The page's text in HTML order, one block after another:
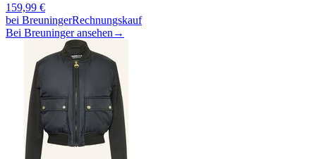
159,99 €
bei BreuningerRechnungskauf
Bei Breuninger ansehen →